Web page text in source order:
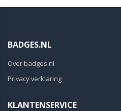
BADGES.NL
Over badges.nl
Privacy verklaring
KLANTENSERVICE